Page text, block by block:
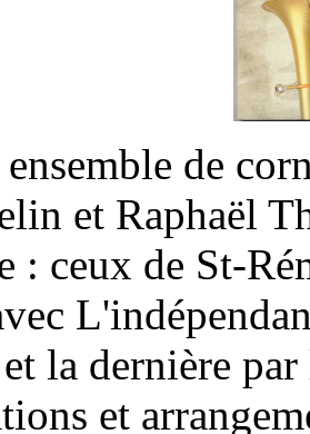
de
et Raphaël
: ceux de St-
la dernière
et